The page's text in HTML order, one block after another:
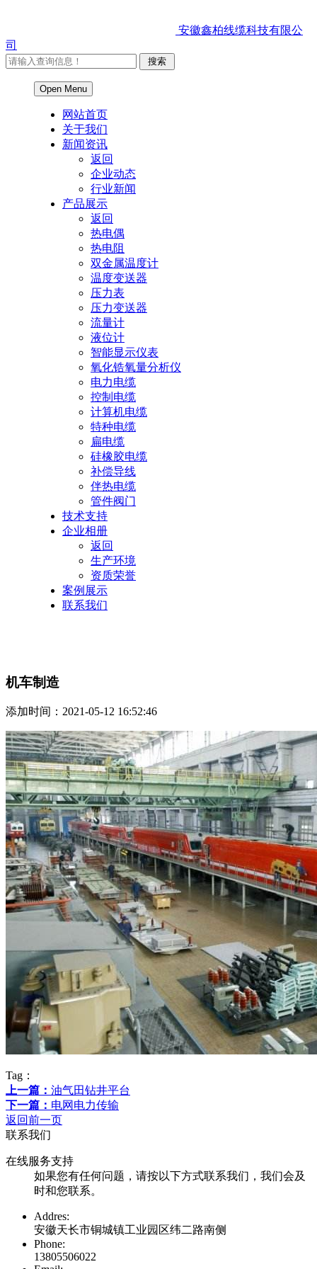
安徽鑫柏线缆科技有限公
司
Open Menu
网站首页
关于我们
新闻资讯
返回
企业动态
行业新闻
产品展示
返回
热电偶
热电阻
双金属温度计
温度变送器
压力表
压力变送器
流量计
液位计
智能显示仪表
氧化锆氧量分析仪
电力电缆
控制电缆
计算机电缆
特种电缆
扁电缆
硅橡胶电缆
补偿导线
伴热电缆
管件阀门
技术支持
企业相册
返回
生产环境
资质荣誉
案例展示
联系我们
机车制造
添加时间：2021-05-12 16:52:46
Tag：
上一篇： 油气田钻井平台
下一篇： 电网电力传输
返回前一页
联系我们
在线服务支持
如果您有任何问题，请按以下方式联系我们，我们会及
时和您联系。
Addres:
安徽天长市铜城镇工业园区纬二路南侧
Phone:
13805506022